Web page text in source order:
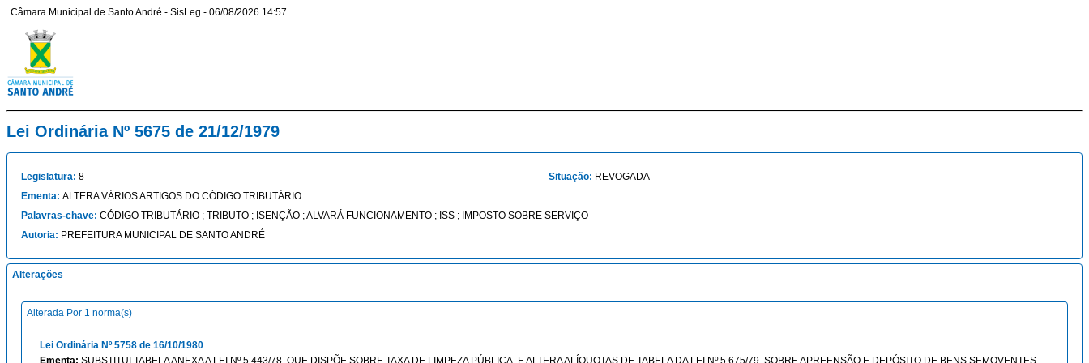
Câmara Municipal de Santo André - SisLeg - 06/08/2026 14:57
Lei Ordinária Nº 5675 de 21/12/1979
Legislatura: 8 Situação: REVOGADA
Ementa: ALTERA VÁRIOS ARTIGOS DO CÓDIGO TRIBUTÁRIO
Palavras-chave: CÓDIGO TRIBUTÁRIO ; TRIBUTO ; ISENÇÃO ; ALVARÁ FUNCIONAMENTO ; ISS ; IMPOSTO SOBRE SERVIÇO
Autoria: PREFEITURA MUNICIPAL DE SANTO ANDRÉ
Alterações
Alterada Por 1 norma(s)
Lei Ordinária Nº 5758 de 16/10/1980
Ementa: SUBSTITUI TABELA ANEXA A LEI Nº 5.443/78, QUE DISPÕE SOBRE TAXA DE LIMPEZA PÚBLICA, E ALTERA ALÍQUOTAS DE TABELA DA LEI Nº 5.675/79, SOBRE APREENSÃO E DEPÓSITO DE BENS SEMOVENTES.